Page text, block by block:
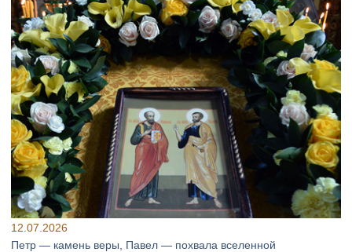
12.07.2026
Петр — камень веры, Павел — похвала вселенной